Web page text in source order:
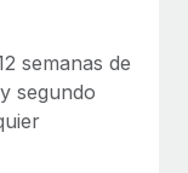
semanas de
segundo